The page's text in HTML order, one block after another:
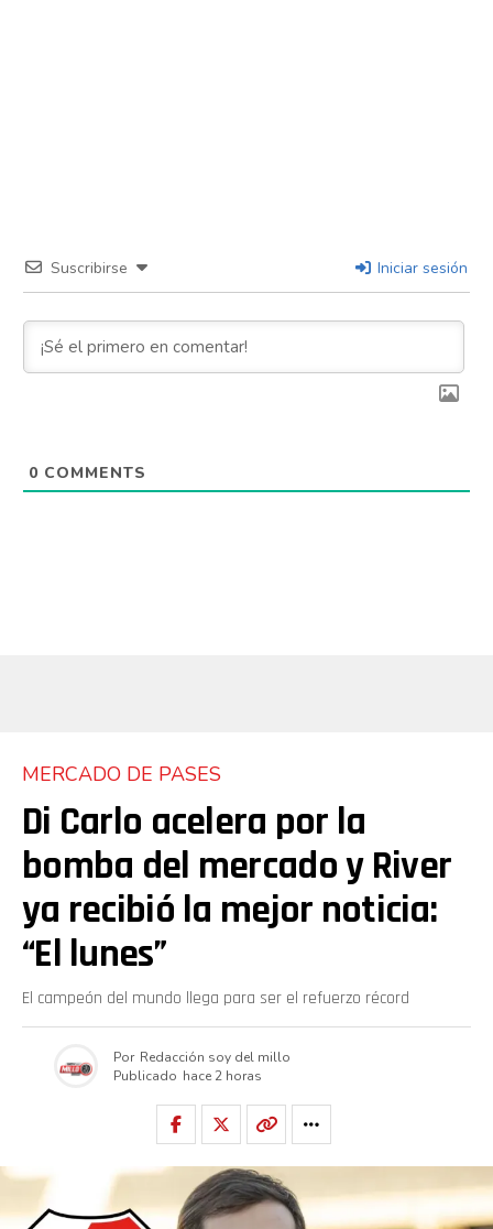
Suscribirse Iniciar sesión
0 COMMENTS
MERCADO DE PASES
Di Carlo acelera por la
bomba del mercado y River
ya recibió la mejor noticia:
“El lunes”
El campeón del mundo llega para ser el refuerzo récord
Por Redacción soy del millo
Publicado hace 2 horas